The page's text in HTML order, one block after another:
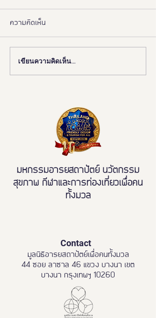
📰 “ห้องสุขาเพื่อทุกคน” เปิด
ตัวนวัตกรรมเฟรนด์ลี่ดีไซน์
เข้าถึงบริการสาธารณะ
อย่างเท่าเทียม
ความคิดเห็น
เขียนความคิดเห็น…
มหกรรมอารยสถาปัตย์ นวัตกรรม
สุขภาพ กีฬาและการท่องเที่ยวเพื่อคน
ทั้งมวล
Contact
มูลนิธิอารยสถาปัตย์เพื่อคนทั้งมวล
44 ซอย ลาซาล 46 แขวง บางนา เขต
บางนา กรุงเทพฯ 10260